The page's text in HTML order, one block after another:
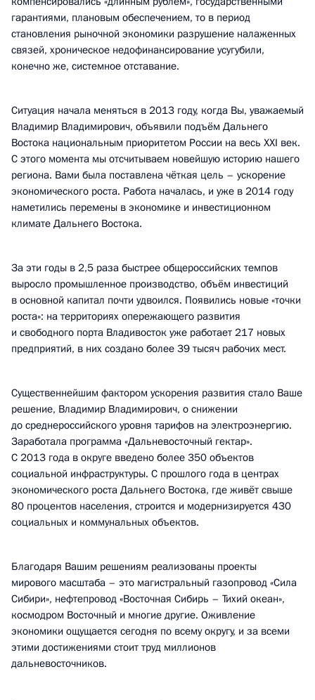
гарантиями, плановым обеспечением, то в период
становления рыночной экономики разрушение налаженных
связей, хроническое недофинансирование усугубили,
конечно же, системное отставание.
Ситуация начала меняться в 2013 году, когда Вы, уважаемый
Владимир Владимирович, объявили подъём Дальнего
Востока национальным приоритетом России на весь XXI век.
С этого момента мы отсчитываем новейшую историю нашего
региона. Вами была поставлена чёткая цель – ускорение
экономического роста. Работа началась, и уже в 2014 году
наметились перемены в экономике и инвестиционном
климате Дальнего Востока.
За эти годы в 2,5 раза быстрее общероссийских темпов
выросло промышленное производство, объём инвестиций
в основной капитал почти удвоился. Появились новые «точки
роста»: на территориях опережающего развития
и свободного порта Владивосток уже работает 217 новых
предприятий, в них создано более 39 тысяч рабочих мест.
Существеннейшим фактором ускорения развития стало Ваше
решение, Владимир Владимирович, о снижении
до среднероссийского уровня тарифов на электроэнергию.
Заработала программа «Дальневосточный гектар».
С 2013 года в округе введено более 350 объектов
социальной инфраструктуры. С прошлого года в центрах
экономического роста Дальнего Востока, где живёт свыше
80 процентов населения, строится и модернизируется 430
социальных и коммунальных объектов.
Благодаря Вашим решениям реализованы проекты
мирового масштаба – это магистральный газопровод «Сила
Сибири», нефтепровод «Восточная Сибирь – Тихий океан»,
космодром Восточный и многие другие. Оживление
экономики ощущается сегодня по всему округу, и за всеми
этими достижениями стоит труд миллионов
дальневосточников.